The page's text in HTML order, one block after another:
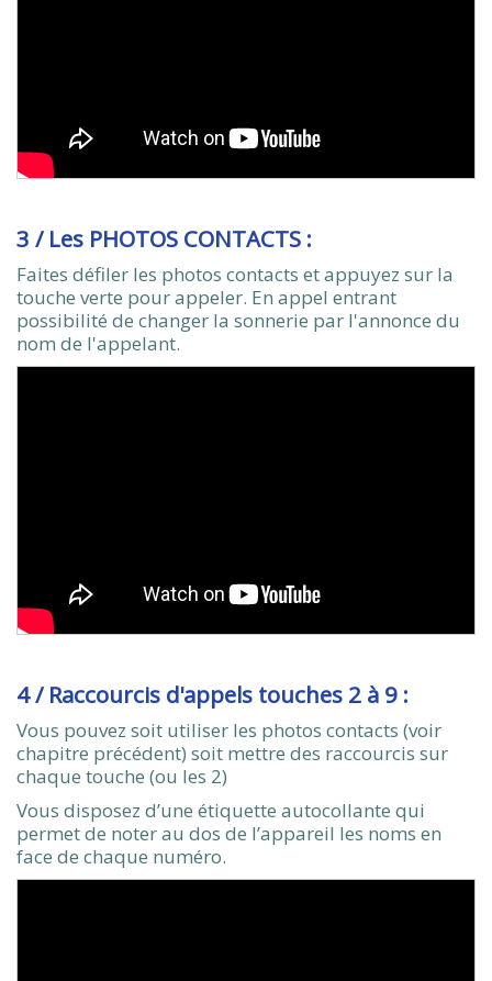
3 / Les PHOTOS CONTACTS :
Faites défiler les photos contacts et appuyez sur la
touche verte pour appeler. En appel entrant
possibilité de changer la sonnerie par l'annonce du
nom de l'appelant.
4 / Raccourcis d'appels touches 2 à 9 :
Vous pouvez soit utiliser les photos contacts (voir
chapitre précédent) soit mettre des raccourcis sur
chaque touche (ou les 2)
Vous disposez d’une étiquette autocollante qui
permet de noter au dos de l’appareil les noms en
face de chaque numéro.